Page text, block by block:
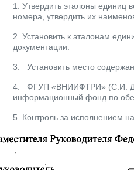
1. Утвердить эталоны единиц
номера, утвердить их
2. Установить к эталонам
документации.
3. Установить место
4. ФГУП «ВНИИФТРИ» (С.И.
информационный фонд по
5. Контроль за исполнением